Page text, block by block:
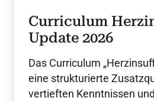
Curriculum
Update 2026
Das Curriculum
eine strukturierte
vertieften Kenntnissen